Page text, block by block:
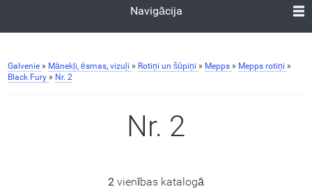
Navigācija
Galvenie » Mānekļi, ēsmas, vizuļi » Rotiņi un šūpiņi » Mepps » Mepps rotiņi »
Black Fury » Nr. 2
Nr. 2
2 vienības katalogā